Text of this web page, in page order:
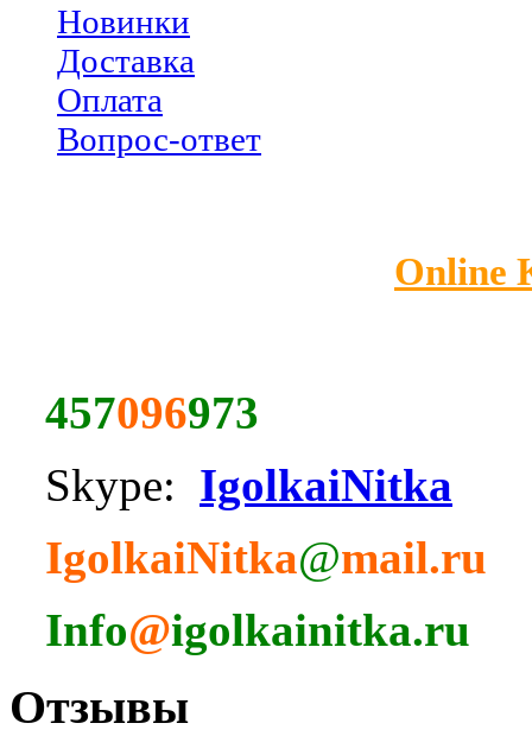
Новинки
Доставка
Оплата
Вопрос-ответ
Online
457096973
Skype: IgolkaiNitka
IgolkaiNitka@mail.ru
Info@igolkainitka.ru
Отзывы